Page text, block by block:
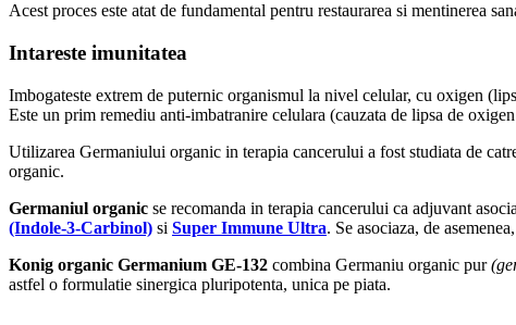
Acest proces este atat de fundamental pentru restaurarea si mentinerea
Intareste imunitatea
Imbogateste extrem de puternic organismul la nivel celular, cu oxigen
Este un prim remediu anti-imbatranire celulara (cauzata de lipsa de
Utilizarea Germaniului organic in terapia cancerului a fost studiata de
organic.
Germaniul organic se recomanda in terapia cancerului ca adjuvant
(Indole-3-Carbinol) si Super Immune Ultra. Se asociaza, de
Konig organic Germanium GE-132 combina Germaniu organic pur
astfel o formulatie sinergica pluripotenta, unica pe piata.